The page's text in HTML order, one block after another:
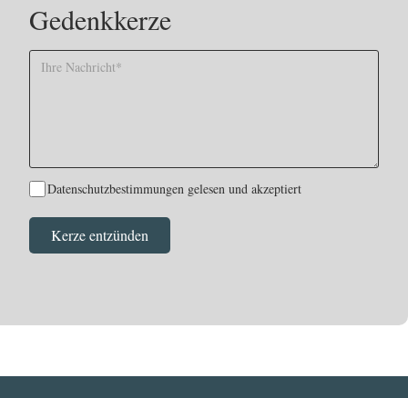
Gedenkkerze
Datenschutzbestimmungen gelesen und akzeptiert